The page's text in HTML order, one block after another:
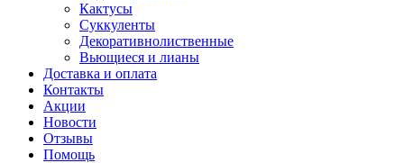
Кактусы
Суккуленты
Декоративнолиственные
Вьющиеся и лианы
Доставка и оплата
Контакты
Акции
Новости
Отзывы
Помощь